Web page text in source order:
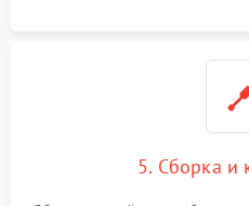
5. Сборка и